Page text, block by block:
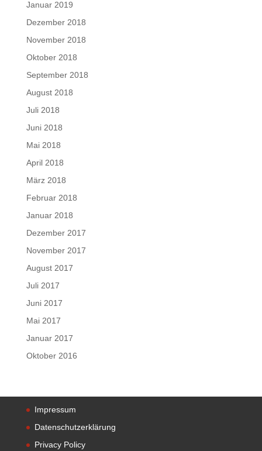
Januar 2019
Dezember 2018
November 2018
Oktober 2018
September 2018
August 2018
Juli 2018
Juni 2018
Mai 2018
April 2018
März 2018
Februar 2018
Januar 2018
Dezember 2017
November 2017
August 2017
Juli 2017
Juni 2017
Mai 2017
Januar 2017
Oktober 2016
Impressum
Datenschutzerklärung
Privacy Policy